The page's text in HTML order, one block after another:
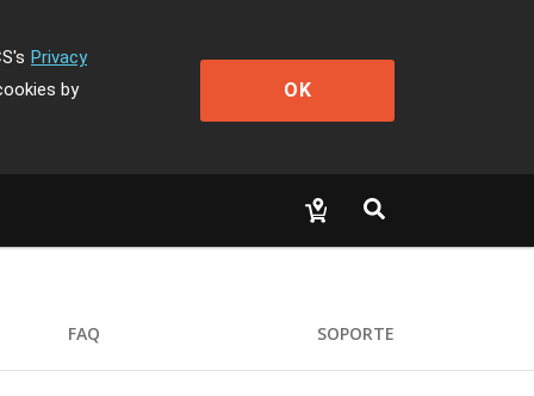
Privacy
by
OK
FAQ SOPORTE